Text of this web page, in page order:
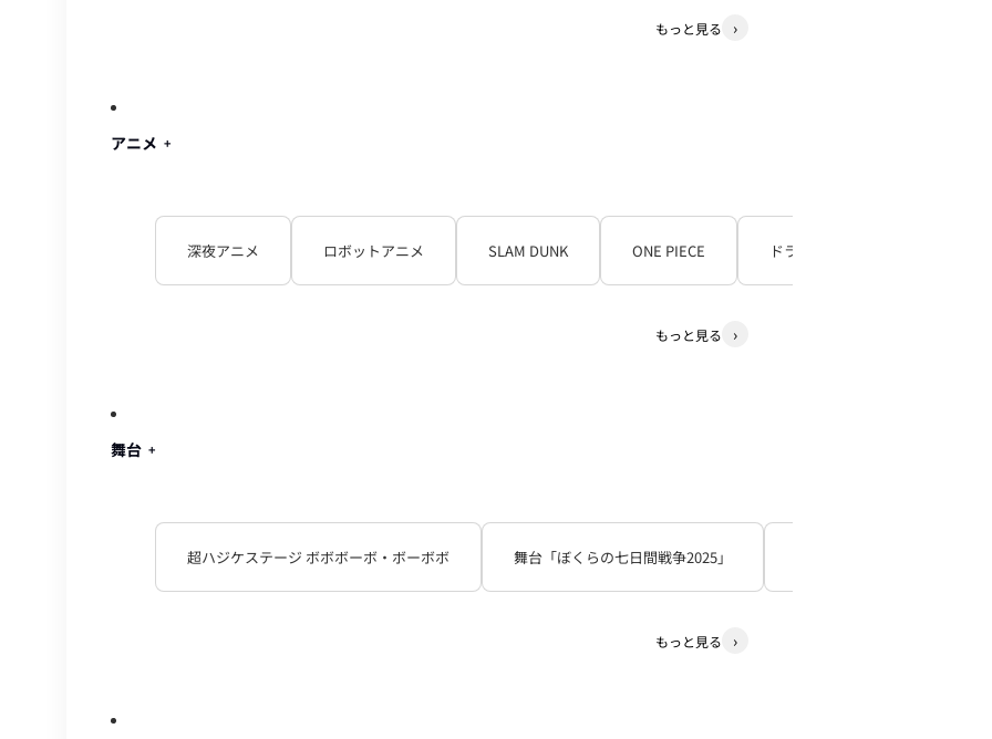
もっと見る
アニメ
深夜アニメ ロボットアニメ SLAM DUNK ONE PIECE ドラゴンボール
もっと見る
舞台
超ハジケステージ ボボボーボ・ボーボボ 舞台「ぼくらの七日間戦争2025」
もっと見る